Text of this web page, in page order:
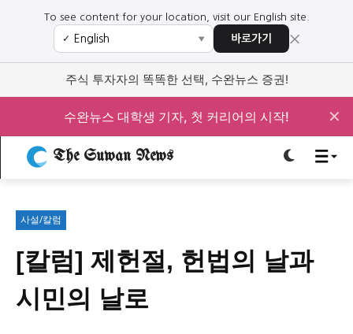
로그인하세요
주요 뉴스
정치 사회 교육
오피니언 & 특집
특집 기사 바로가기 :
로그인하세요
주요 뉴스
정치 사회 교육
오피니언 & 특집
특집 기사 바로가기 :
To see content for your location, visit our English site.
✓ ▼ 바로가기 ×
주식 투자자의 똑똑한 선택, 수완뉴스 증권!
수완뉴스 대학생 기자, 첫 커리어의 시작! ✕
The Suwan News
사설/칼럼
[칼럼] 제헌절, 헌법의 날과
시민의 날로